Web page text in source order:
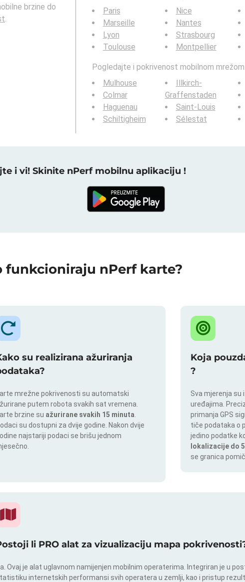
brzine do
.
Paris
Marseille
Lyon
Toulouse
Nice
Nantes
Strasbourg
Montpellier
Pogledajte i pokrivenost mobilnom
Mulhouse
Colmar
Haguenau
Schiltigheim
Illkirch-
Graffenstaden
Saint-Louis
Sélestat
i vi! Skinite nPerf mobilnu aplikaciju !
funkcioniraju nPerf karte?
su realizirana ažuriranja
mrežne pokrivenosti su automatski
putem robota svakih sat vremena.
brzine su ažurirane svakih 15 minuta
su dostupni za dvije godine. Nakon dvije
najstariji podaci se brišu jednom
Koja
?
Sva mjerenja su
uređajima.
primanja GPS
tiče podataka o
jedino podatke
lokalizacije do
se granica
li PRO alat za vizualizaciju mapa
Ovaj je alat uglavnom namijenjen mobilnim operaterima. Integriran je u
internetskih performansi svih operatera u zemlji, kao i pristup